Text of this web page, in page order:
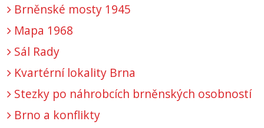
Brněnské mosty 1945
Mapa 1968
Sál Rady
Kvartérní lokality Brna
Stezky po náhrobcích brněnských osobností
Brno a konflikty